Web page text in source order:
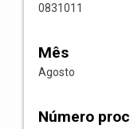
0831011
Mês
Agosto
Número